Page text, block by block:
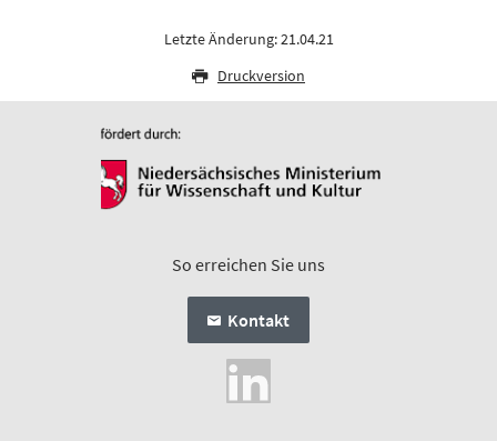
Letzte Änderung: 21.04.21
Druckversion
So erreichen Sie uns
Kontakt